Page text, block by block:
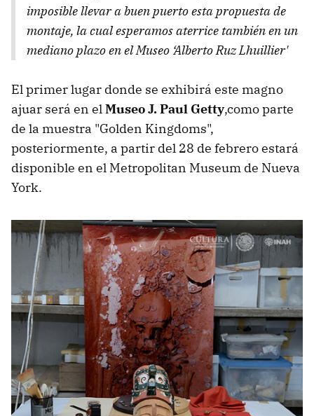
imposible llevar a buen puerto esta propuesta de
montaje, la cual esperamos aterrice también en un
mediano plazo en el Museo ‘Alberto Ruz Lhuillier'
El primer lugar donde se exhibirá este magno
ajuar será en elMuseo J. Paul Getty,como parte
de la muestra "Golden Kingdoms",
posteriormente, a partir del 28 de febrero estará
disponible en el Metropolitan Museum de Nueva
York.